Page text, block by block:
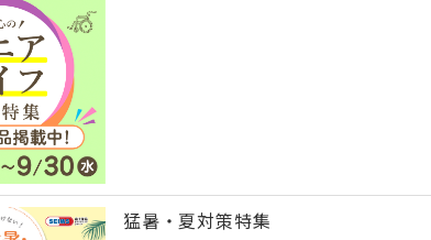
猛暑・夏対策特集